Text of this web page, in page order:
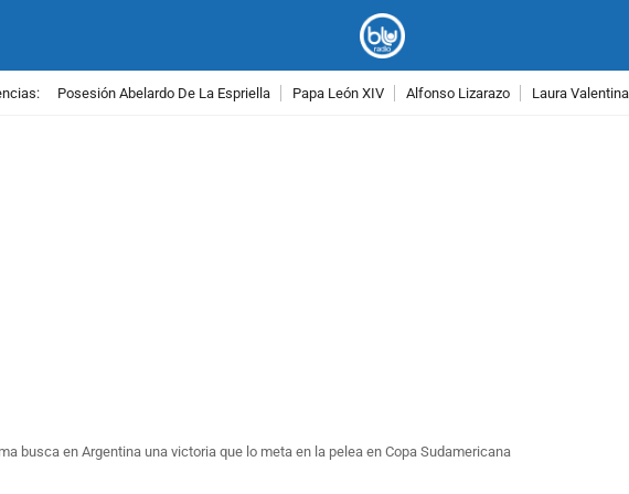
Posesión Abelardo De La Espriella Papa León XIV Alfonso Lizarazo Laura
busca en Argentina una victoria que lo meta en la pelea en Copa Sudamericana